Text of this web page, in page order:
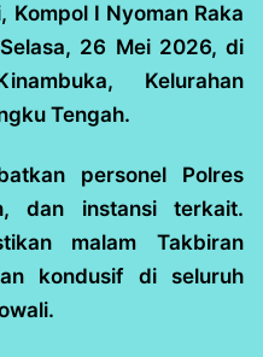
Kompol I Nyoman Raka
26 Mei 2026, di
Kelurahan
Tengah.
personel Polres
dan instansi terkait.
malam Takbiran
kondusif di seluruh